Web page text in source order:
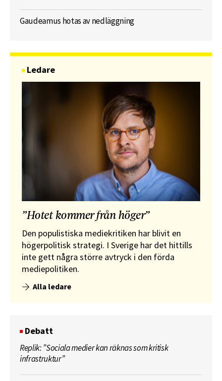
Gaudeamus hotas av nedläggning
Ledare
”Hotet kommer från höger”
Den populistiska mediekritiken har blivit en
högerpolitisk strategi. I Sverige har det hittills
inte gett några större avtryck i den förda
mediepolitiken.
Alla ledare
Debatt
Replik: ”Sociala medier kan räknas som kritisk
infrastruktur”